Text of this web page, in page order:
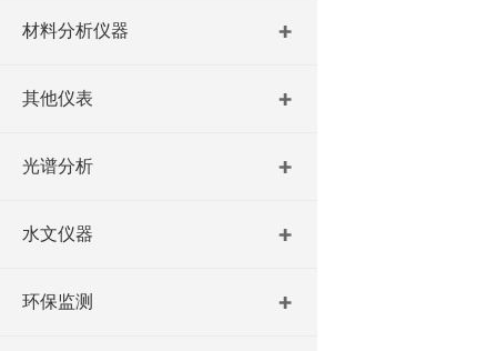
材料分析仪器
其他仪表
光谱分析
水文仪器
环保监测